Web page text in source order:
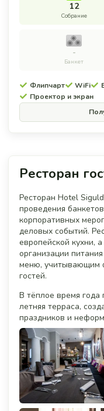
12
Собрание
-
Банкет
Флипчарт WiFi
Проектор и экран
Ресторан Hotel
проведения
корпоративных
деловых событий.
европейской кухни,
организации
меню, учитывающим
гостей.
В тёплое время года
летняя терраса,
праздников и